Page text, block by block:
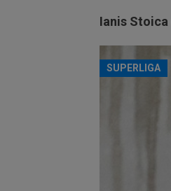
Ianis Stoica
SUPERLIGA